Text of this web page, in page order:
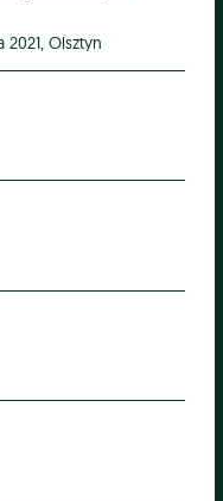
Olsztyn